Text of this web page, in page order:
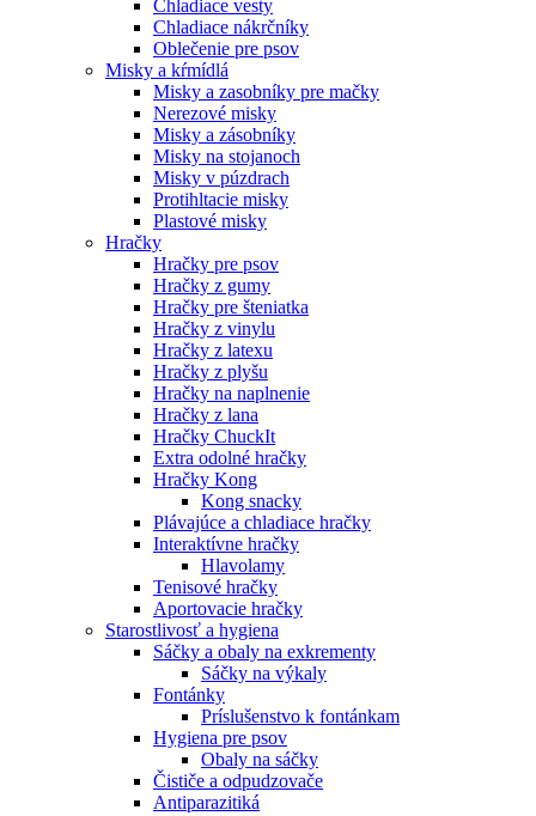
Chladiace vesty
Chladiace nákrčníky
Oblečenie pre psov
Misky a kŕmídlá
Misky a zasobníky pre mačky
Nerezové misky
Misky a zásobníky
Misky na stojanoch
Misky v púzdrach
Protihltacie misky
Plastové misky
Hračky
Hračky pre psov
Hračky z gumy
Hračky pre šteniatka
Hračky z vinylu
Hračky z latexu
Hračky z plyšu
Hračky na naplnenie
Hračky z lana
Hračky ChuckIt
Extra odolné hračky
Hračky Kong
Kong snacky
Plávajúce a chladiace hračky
Interaktívne hračky
Hlavolamy
Tenisové hračky
Aportovacie hračky
Starostlivosť a hygiena
Sáčky a obaly na exkrementy
Sáčky na výkaly
Fontánky
Príslušenstvo k fontánkam
Hygiena pre psov
Obaly na sáčky
Čističe a odpudzovače
Antiparazitiká